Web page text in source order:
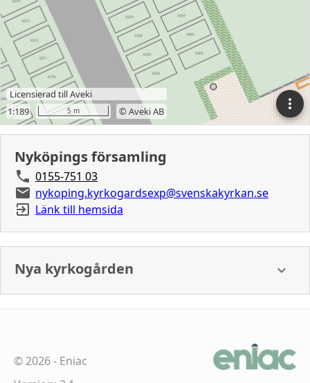
Nyköpings församling
0155-751 03
nykoping.kyrkogardsexp@svenskakyrkan.se
Länk till hemsida
Nya kyrkogården
©2026- Eniac